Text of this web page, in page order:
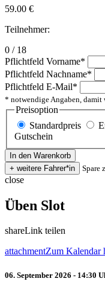
59.00 €
Teilnehmer:
0 / 18
Pflichtfeld Vorname*
Pflichtfeld Nachname*
Pflichtfeld E-Mail*
* notwendige Angaben,
Preisoption
Standardpreis
Gutschein
Spare
close
Üben Slot
shareLink teilen
attachmentZum Kalendar
06. September 2026 - 14:30